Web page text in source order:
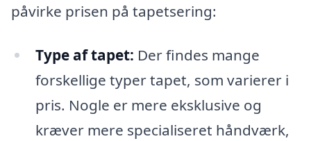
påvirke prisen på tapetsering:
Type af tapet: Der findes mange
forskellige typer tapet, som varierer i
pris. Nogle er mere eksklusive og
kræver mere specialiseret håndværk,